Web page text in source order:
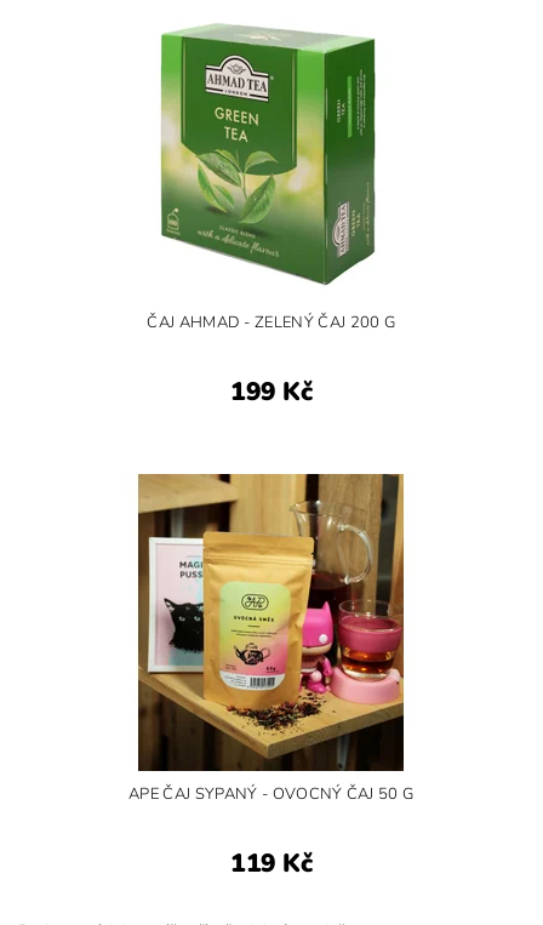
ČAJ AHMAD - ZELENÝ ČAJ 200 G
199 Kč
APE ČAJ SYPANÝ - OVOCNÝ ČAJ 50 G
119 Kč